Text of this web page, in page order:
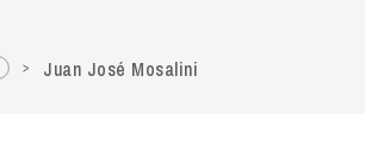
Juan José Mosalini